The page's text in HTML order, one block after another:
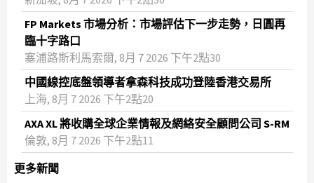
FP Markets 市場分析：市場評估下一步走勢，日圓再
臨十字路口
塞浦路斯利馬索爾, 8月 7 2026 下午2點30
中國線控底盤領導者拿森科技成功登陸香港交易所
上海, 8月 7 2026 下午2點20
AXA XL 將收購全球企業情報及網絡安全顧問公司 S-RM
倫敦, 8月 7 2026 下午2點11
更多新聞